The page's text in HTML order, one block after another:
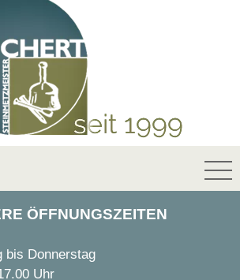
ÖFFNUNGSZEITEN
bis Donnerstag
Uhr